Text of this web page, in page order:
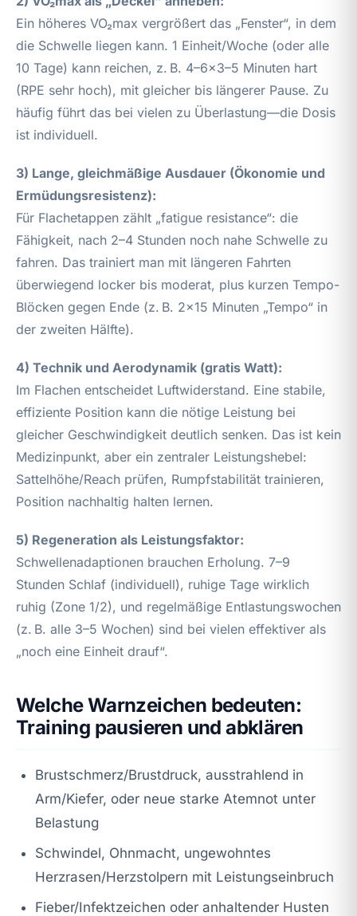
Ein höheres VO₂max vergrößert das „Fenster“, in dem
die Schwelle liegen kann. 1 Einheit/Woche (oder alle
10 Tage) kann reichen, z. B. 4–6×3–5 Minuten hart
(RPE sehr hoch), mit gleicher bis längerer Pause. Zu
häufig führt das bei vielen zu Überlastung—die Dosis
ist individuell.
3) Lange, gleichmäßige Ausdauer (Ökonomie und
Ermüdungsresistenz):
Für Flachetappen zählt „fatigue resistance“: die
Fähigkeit, nach 2–4 Stunden noch nahe Schwelle zu
fahren. Das trainiert man mit längeren Fahrten
überwiegend locker bis moderat, plus kurzen Tempo-
Blöcken gegen Ende (z. B. 2×15 Minuten „Tempo“ in
der zweiten Hälfte).
4) Technik und Aerodynamik (gratis Watt):
Im Flachen entscheidet Luftwiderstand. Eine stabile,
effiziente Position kann die nötige Leistung bei
gleicher Geschwindigkeit deutlich senken. Das ist kein
Medizinpunkt, aber ein zentraler Leistungshebel:
Sattelhöhe/Reach prüfen, Rumpfstabilität trainieren,
Position nachhaltig halten lernen.
5) Regeneration als Leistungsfaktor:
Schwellenadaptionen brauchen Erholung. 7–9
Stunden Schlaf (individuell), ruhige Tage wirklich
ruhig (Zone 1/2), und regelmäßige Entlastungswochen
(z. B. alle 3–5 Wochen) sind bei vielen effektiver als
„noch eine Einheit drauf“.
Welche Warnzeichen bedeuten:
Training pausieren und abklären
Brustschmerz/Brustdruck, ausstrahlend in
Arm/Kiefer, oder neue starke Atemnot unter
Belastung
Schwindel, Ohnmacht, ungewohntes
Herzrasen/Herzstolpern mit Leistungseinbruch
Fieber/Infektzeichen oder anhaltender Husten